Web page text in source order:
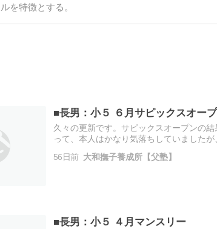
を特徴とする。
■長男：小５ ６月サピックスオー
久々の更新です。サピックスオープンの
って、本人はかなり気落ちしていました
56日前 大和撫子養成所【父塾】
■長男：小５ ４月マンスリー